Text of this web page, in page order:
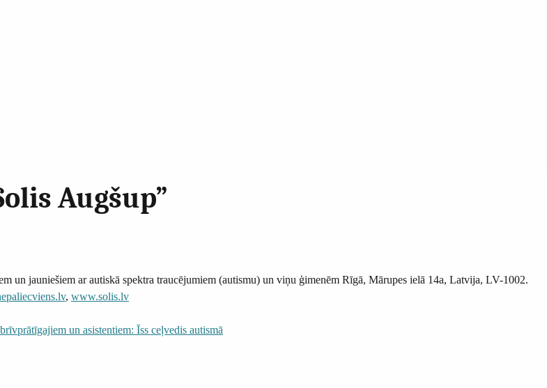
Augšup”
un jauniešiem ar autiskā spektra traucējumiem (autismu) un viņu ģimenēm Rīgā, Mārupes ielā 14a, Latvija, LV-1002.
, www.solis.lv
un asistentiem: Īss ceļvedis autismā